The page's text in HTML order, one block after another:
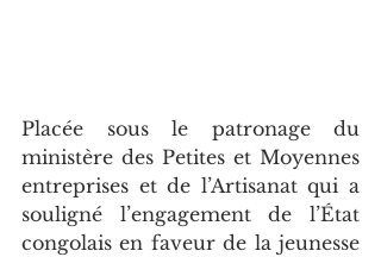
Placée sous le patronage du
ministère des Petites et Moyennes
entreprises et de l’Artisanat qui a
souligné l’engagement de l’État
congolais en faveur de la jeunesse